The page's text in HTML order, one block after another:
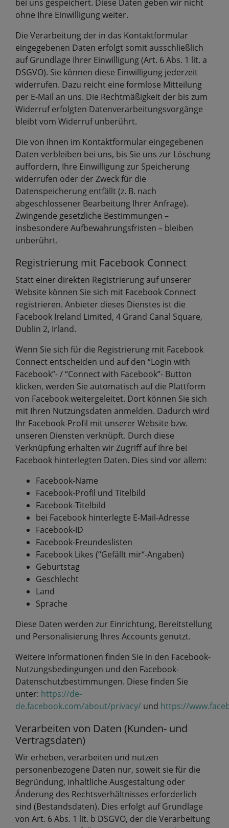
bei uns gespeichert. Diese Daten geben wir nicht
ohne Ihre Einwilligung weiter.
Die Verarbeitung der in das Kontaktformular
eingegebenen Daten erfolgt somit ausschließlich
auf Grundlage Ihrer Einwilligung (Art. 6 Abs. 1 lit. a
DSGVO). Sie können diese Einwilligung jederzeit
widerrufen. Dazu reicht eine formlose Mitteilung
per E-Mail an uns. Die Rechtmäßigkeit der bis zum
Widerruf erfolgten Datenverarbeitungsvorgänge
bleibt vom Widerruf unberührt.
Die von Ihnen im Kontaktformular eingegebenen
Daten verbleiben bei uns, bis Sie uns zur Löschung
auffordern, Ihre Einwilligung zur Speicherung
widerrufen oder der Zweck für die
Datenspeicherung entfällt (z. B. nach
abgeschlossener Bearbeitung Ihrer Anfrage).
Zwingende gesetzliche Bestimmungen –
insbesondere Aufbewahrungsfristen – bleiben
unberührt.
Registrierung mit Facebook Connect
Statt einer direkten Registrierung auf unserer
Website können Sie sich mit Facebook Connect
registrieren. Anbieter dieses Dienstes ist die
Facebook Ireland Limited, 4 Grand Canal Square,
Dublin 2, Irland.
Wenn Sie sich für die Registrierung mit Facebook
Connect entscheiden und auf den “Login with
Facebook”- / “Connect with Facebook”- Button
klicken, werden Sie automatisch auf die Plattform
von Facebook weitergeleitet. Dort können Sie sich
mit Ihren Nutzungsdaten anmelden. Dadurch wird
Ihr Facebook-Profil mit unserer Website bzw.
unseren Diensten verknüpft. Durch diese
Verknüpfung erhalten wir Zugriff auf Ihre bei
Facebook hinterlegten Daten. Dies sind vor allem:
Facebook-Name
Facebook-Profil und Titelbild
Facebook-Titelbild
bei Facebook hinterlegte E-Mail-Adresse
Facebook-ID
Facebook-Freundeslisten
Facebook Likes (“Gefällt mir“-Angaben)
Geburtstag
Geschlecht
Land
Sprache
Diese Daten werden zur Einrichtung, Bereitstellung
und Personalisierung Ihres Accounts genutzt.
Weitere Informationen finden Sie in den Facebook-
Nutzungsbedingungen und den Facebook-
Datenschutzbestimmungen. Diese finden Sie
unter: https://de-
de.facebook.com/about/privacy/ und https://
Verarbeiten von Daten (Kunden- und
Vertragsdaten)
Wir erheben, verarbeiten und nutzen
personenbezogene Daten nur, soweit sie für die
Begründung, inhaltliche Ausgestaltung oder
Änderung des Rechtsverhältnisses erforderlich
sind (Bestandsdaten). Dies erfolgt auf Grundlage
von Art. 6 Abs. 1 lit. b DSGVO, der die Verarbeitung